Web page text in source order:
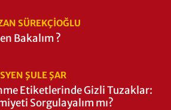
SÜREKÇIOĞLU
Bakalım ?
ŞULE ŞAR
Etiketlerinde Gizli Tuzaklar:
Sorgulayalım mı?